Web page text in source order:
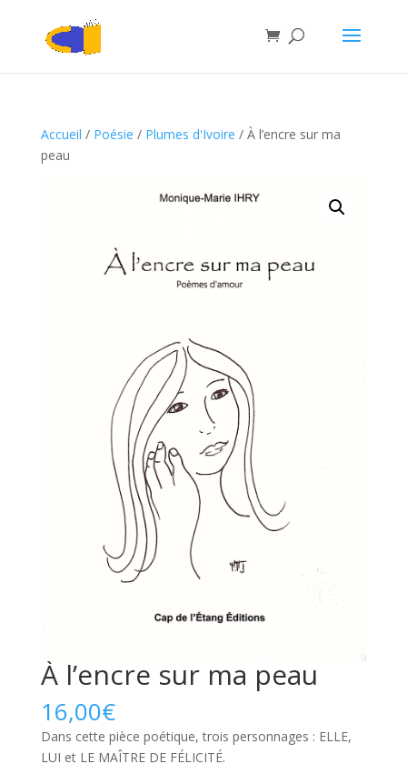
Accueil / Poésie / Plumes d'Ivoire / À l’encre sur ma
peau
À l’encre sur ma peau
16,00€
Dans cette pièce poétique, trois personnages : ELLE,
LUI et LE MAÎTRE DE FÉLICITÉ.